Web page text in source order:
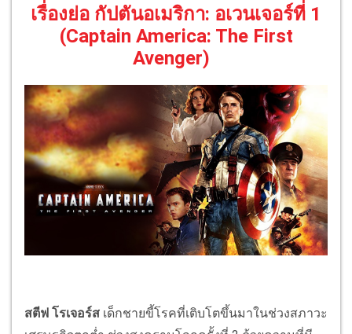
เรื่องย่อ กัปตันอเมริกา: อเวนเจอร์ที่ 1
(Captain America: The First
Avenger)
สตีฟ โรเจอร์ส เด็กชายขี้โรคที่เติบโตขึ้นมาในช่วงสภาวะ